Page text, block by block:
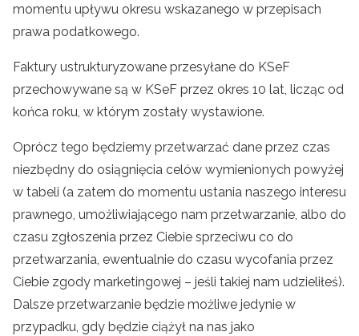
momentu upływu okresu wskazanego w przepisach
prawa podatkowego.
Faktury ustrukturyzowane przesyłane do KSeF
przechowywane są w KSeF przez okres 10 lat, licząc od
końca roku, w którym zostały wystawione.
Oprócz tego będziemy przetwarzać dane przez czas
niezbędny do osiągnięcia celów wymienionych powyżej
w tabeli (a zatem do momentu ustania naszego interesu
prawnego, umożliwiającego nam przetwarzanie, albo do
czasu zgłoszenia przez Ciebie sprzeciwu co do
przetwarzania, ewentualnie do czasu wycofania przez
Ciebie zgody marketingowej – jeśli takiej nam udzieliłeś).
Dalsze przetwarzanie będzie możliwe jedynie w
przypadku, gdy będzie ciążył na nas jako